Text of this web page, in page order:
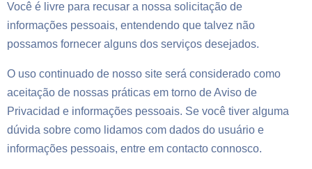
Você é livre para recusar a nossa solicitação de
informações pessoais, entendendo que talvez não
possamos fornecer alguns dos serviços desejados.
O uso continuado de nosso site será considerado como
aceitação de nossas práticas em torno deAviso de
Privacidad e informações pessoais. Se você tiver alguma
dúvida sobre como lidamos com dados do usuário e
informações pessoais, entre em contacto connosco.